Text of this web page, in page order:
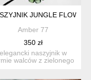
DLA DZIEWIARKI
JUNGLE FLOW
Amber 77
350 zł
elegancki naszyjnik w
walców z zielonego